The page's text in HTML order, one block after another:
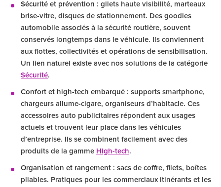
Sécurité et prévention : gilets haute visibilité, marteaux
brise-vitre, disques de stationnement. Des goodies
automobile associés à la sécurité routière, souvent
conservés longtemps dans le véhicule. Ils conviennent
aux flottes, collectivités et opérations de sensibilisation.
Un lien naturel existe avec nos solutions de la catégorie
Sécurité.
Confort et high-tech embarqué : supports smartphone,
chargeurs allume-cigare, organiseurs d’habitacle. Ces
accessoires auto publicitaires répondent aux usages
actuels et trouvent leur place dans les véhicules
d’entreprise. Ils se combinent facilement avec des
produits de la gamme High-tech.
Organisation et rangement : sacs de coffre, filets, boîtes
pliables. Pratiques pour les commerciaux itinérants et les